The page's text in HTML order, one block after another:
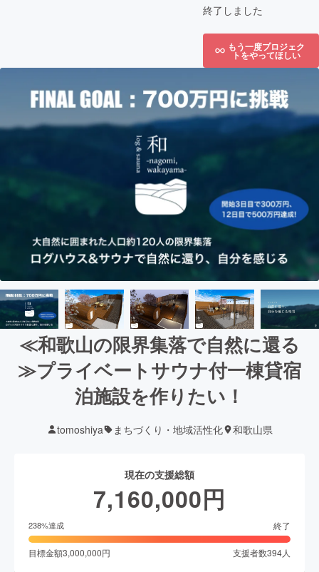
終了しました
もう一度プロジェク
トをやってほしい
≪和歌山の限界集落で自然に還る
≫プライベートサウナ付一棟貸宿
泊施設を作りたい！
tomoshiya まちづくり・地域活性化 和歌山県
現在の支援総額
7,160,000円
238%達成 終了
目標金額3,000,000円 支援者数394人